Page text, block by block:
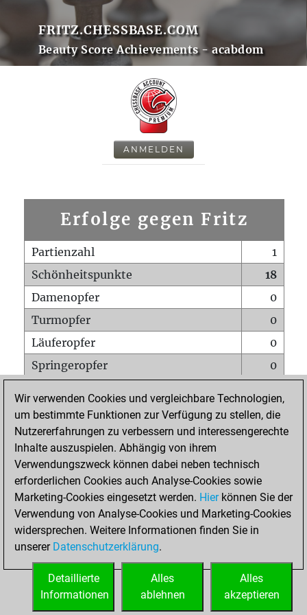
FRITZ.CHESSBASE.COM
Beauty Score Achievements - acabdom
ANMELDEN
Erfolge gegen Fritz
Partienzahl
1
Schönheitspunkte
18
Damenopfer
0
Turmopfer
0
Läuferopfer
0
Springeropfer
0
Matt auf vollem Brett
0
Bauer setzt Matt
0
Erstickte Matts
Unterverwandlungen
Türme auf der siebten
0
STARTSEITE
Wir verwenden Cookies und vergleichbare Technologien,
um bestimmte Funktionen zur Verfügung zu stellen, die
Nutzererfahrungen zu verbessern und interessengerechte
Inhalte auszuspielen. Abhängig von ihrem
Verwendungszweck können dabei neben technisch
erforderlichen Cookies auch Analyse-Cookies sowie
Marketing-Cookies eingesetzt werden. Hierkönnen Sie der
Verwendung von Analyse-Cookies und Marketing-Cookies
widersprechen. Weitere Informationen finden Sie in
unserer Datenschutzerklärung.
Alles
akzeptieren
Alles
ablehnen
Detaillierte
Informationen